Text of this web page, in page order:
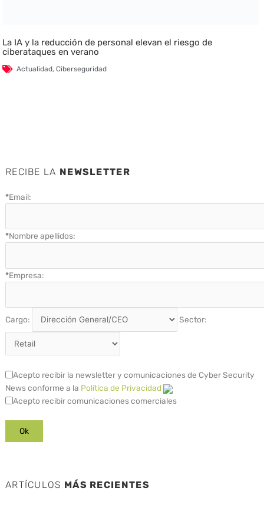
La IA y la reducción de personal elevan el riesgo de
ciberataques en verano
Actualidad,Ciberseguridad
RECIBE LA NEWSLETTER
*Email:
*Nombre apellidos:
*Empresa:
Cargo: Sector:
Acepto recibir la newsletter y comunicaciones de Cyber Security
News conforme a la Política de Privacidad
Acepto recibir comunicaciones comerciales
ARTÍCULOS MÁS RECIENTES